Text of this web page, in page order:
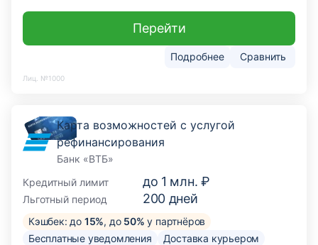
Подробнее Сравнить
Перейти
Лиц. №1000
Карта возможностей с услугой
рефинансирования
Банк «ВТБ»
Кредитный лимит
до 1 млн. ₽
Льготный период 200 дней
Кэшбек: до 15%, до 50% у партнёров
Бесплатные уведомления
Доставка курьером